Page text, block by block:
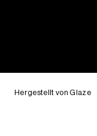
Hergestellt vonGlaze